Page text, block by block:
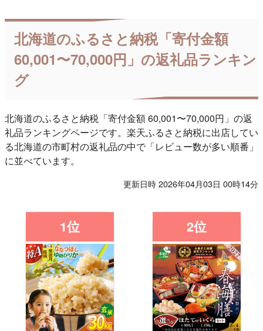
北海道のふるさと納税「寄付金額
60,001〜70,000円」の返礼品ランキン
グ
北海道のふるさと納税「寄付金額 60,001〜70,000円」の返
礼品ランキングページです。楽天ふるさと納税に出店してい
る北海道の市町村の返礼品の中で「レビュー数が多い順番」
に並べています。
更新日時 2026年04月03日 00時14分
1位 2位